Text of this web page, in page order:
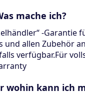
mache ich?
-
und allen Zubehör
verfügbar.Für
wohin kann ich